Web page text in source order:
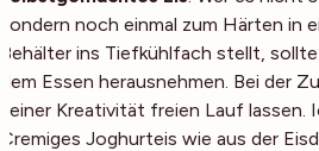
sondern noch einmal zum Härten in
Behälter ins Tiefkühlfach stellt,
dem Essen herausnehmen. Bei der
seiner Kreativität freien Lauf lassen.
Cremiges Joghurteis wie aus der